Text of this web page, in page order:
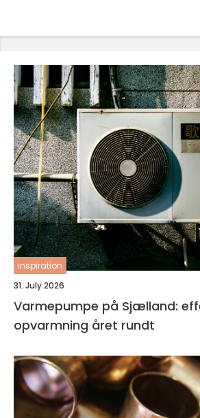
inspiration
31. July 2026
Varmepumpe på Sjælland:
opvarmning året rundt